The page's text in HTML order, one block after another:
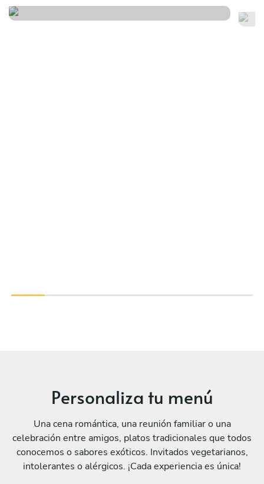
Personaliza tu menú
Una cena romántica, una reunión familiar o una
celebración entre amigos, platos tradicionales que todos
conocemos o sabores exóticos. Invitados vegetarianos,
intolerantes o alérgicos. ¡Cada experiencia es única!